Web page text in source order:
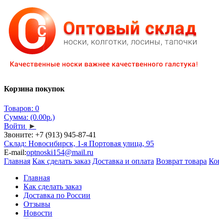
Корзина покупок
Товаров: 0
Сумма: (0.00р.)
Войти ►
Звоните: +7 (913) 945-87-41
Склад: Новосибирск, 1-я Портовая улица, 95
E-mail:optnoski154@mail.ru
Главная Как сделать заказ Доставка и оплата Возврат товара
Главная
Как сделать заказ
Доставка по России
Отзывы
Новости